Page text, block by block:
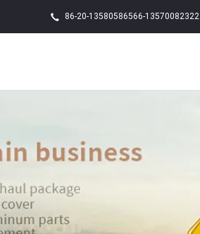
86-20-13580586566-13570082322